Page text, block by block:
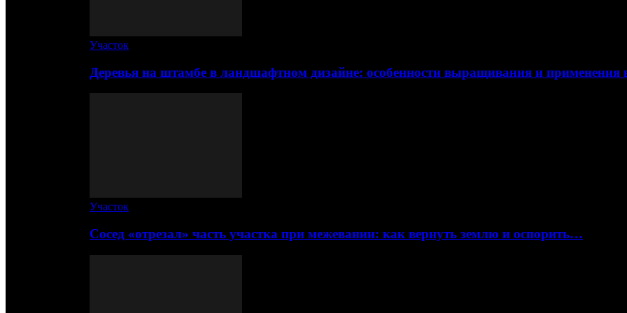
Участок
Деревья на штамбе в ландшафтном дизайне: особенности выращивания и
Участок
Сосед «отрезал» часть участка при межевании: как вернуть землю и оспорить…